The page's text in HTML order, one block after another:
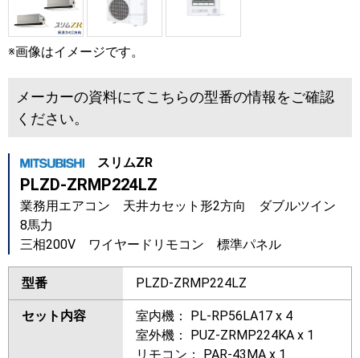
※画像はイメージです。
メーカーの資料にてこちらの型番の情報をご確認
ください。
スリムZR
PLZD-ZRMP224LZ
業務用エアコン 天井カセット形2方向 ダブルツイン
8馬力
三相200V ワイヤードリモコン 標準パネル
型番 PLZD-ZRMP224LZ
セット内容
室内機： PL-RP56LA17 x 4
室外機： PUZ-ZRMP224KA x 1
リモコン： PAR-43MA x 1